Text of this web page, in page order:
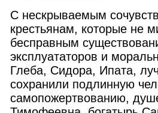
С нескрываемым
крестьянам, которые не
бесправным
эксплуататоров и
Глеба, Сидора, Ипата,
сохранили подлинную
самопожертвованию,